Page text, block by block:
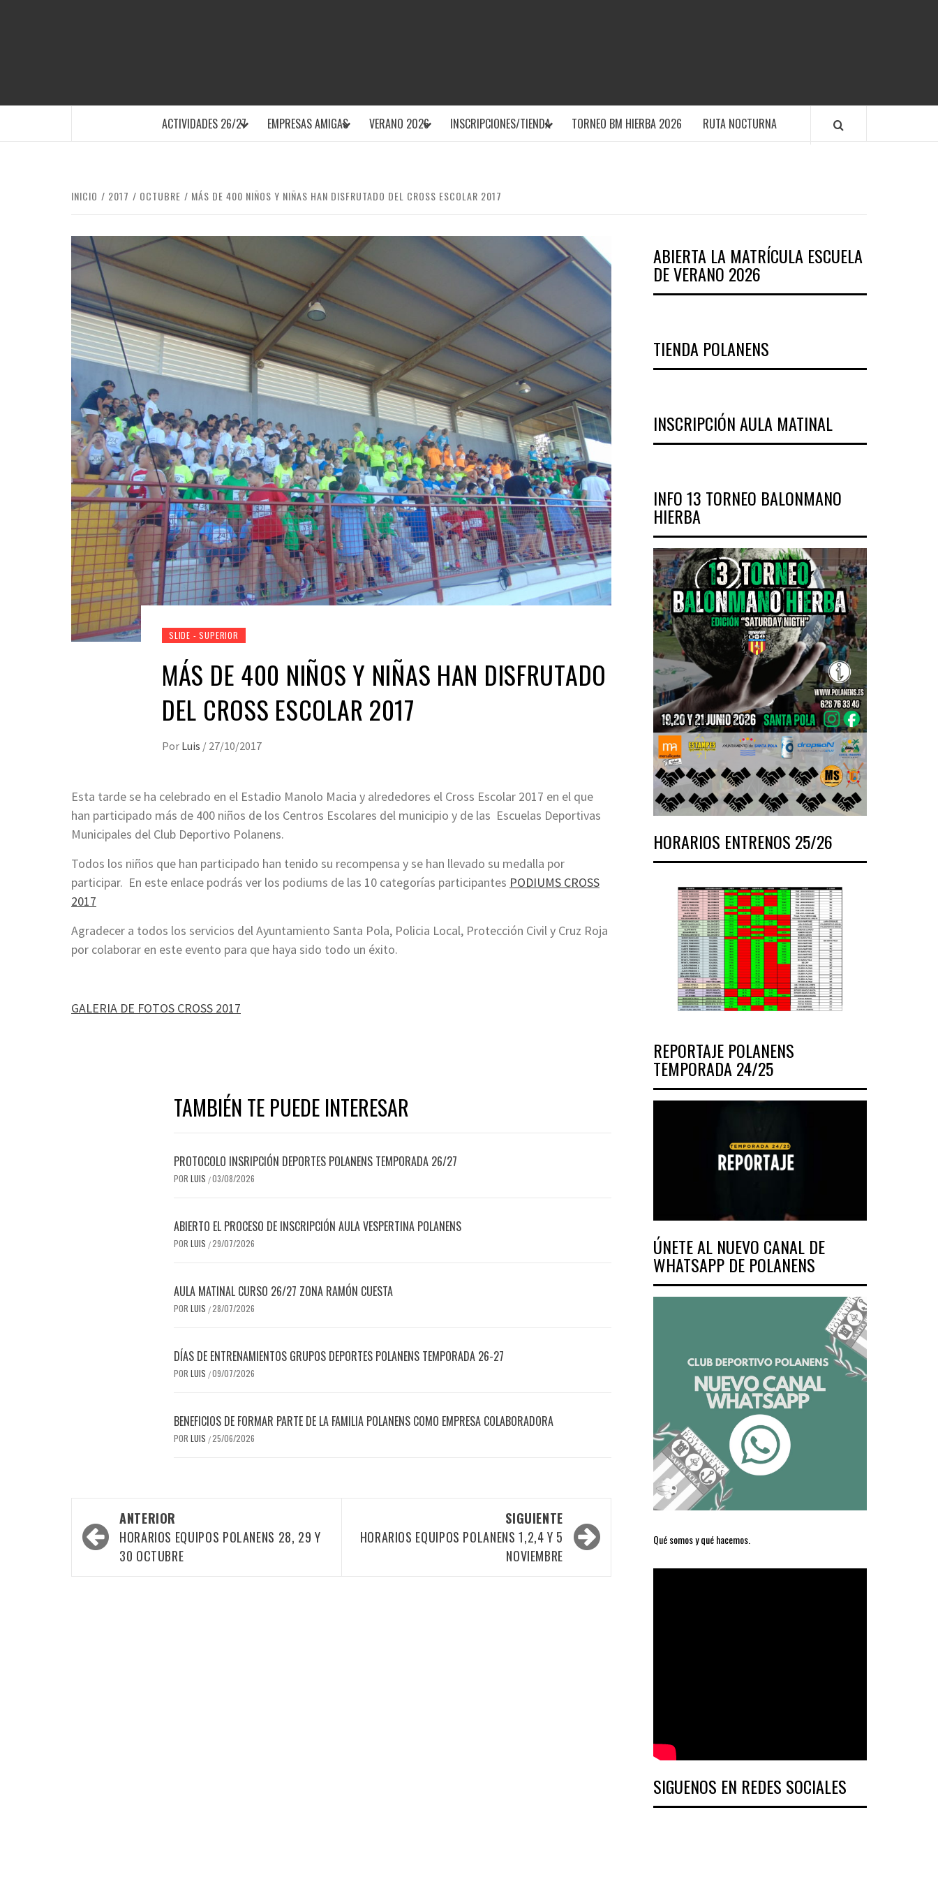
ACTIVIDADES 26/27 EMPRESAS AMIGAS VERANO 2026 INSCRIPCIONES/TIENDA TORNEO BM HIERBA 2026 RUTA NOCTURNA
INICIO 2017 OCTUBRE MÁS DE 400 NIÑOS Y NIÑAS HAN DISFRUTADO DEL CROSS ESCOLAR 2017
SLIDE - SUPERIOR
MÁS DE 400 NIÑOS Y NIÑAS HAN DISFRUTADO
DEL CROSS ESCOLAR 2017
Por Luis / 27/10/2017
Esta tarde se ha celebrado en el Estadio Manolo Macia y alrededores el Cross Escolar 2017 en el que
han participado más de 400 niños de los Centros Escolares del municipio y de las Escuelas Deportivas
Municipales del Club Deportivo Polanens.
Todos los niños que han participado han tenido su recompensa y se han llevado su medalla por
participar. En este enlace podrás ver los podiums de las 10 categorías participantes PODIUMS CROSS
2017
Agradecer a todos los servicios del Ayuntamiento Santa Pola, Policia Local, Protección Civil y Cruz Roja
por colaborar en este evento para que haya sido todo un éxito.
GALERIA DE FOTOS CROSS 2017
TAMBIÉN TE PUEDE INTERESAR
PROTOCOLO INSRIPCIÓN DEPORTES POLANENS TEMPORADA 26/27
POR LUIS /03/08/2026
ABIERTO EL PROCESO DE INSCRIPCIÓN AULA VESPERTINA POLANENS
POR LUIS /29/07/2026
AULA MATINAL CURSO 26/27 ZONA RAMÓN CUESTA
POR LUIS /28/07/2026
DÍAS DE ENTRENAMIENTOS GRUPOS DEPORTES POLANENS TEMPORADA 26-27
POR LUIS /09/07/2026
BENEFICIOS DE FORMAR PARTE DE LA FAMILIA POLANENS COMO EMPRESA COLABORADORA
POR LUIS /25/06/2026
Navegación
por
ANTERIOR
HORARIOS EQUIPOS POLANENS 28, 29 Y
30 OCTUBRE
SIGUIENTE
HORARIOS EQUIPOS POLANENS 1,2,4 Y 5
NOVIEMBRE
ABIERTA LA MATRÍCULA ESCUELA
DE VERANO 2026
TIENDA POLANENS
INSCRIPCIÓN AULA MATINAL
INFO 13 TORNEO BALONMANO
HIERBA
HORARIOS ENTRENOS 25/26
REPORTAJE POLANENS
TEMPORADA 24/25
ÚNETE AL NUEVO CANAL DE
WHATSAPP DE POLANENS
Qué somos y qué hacemos.
SIGUENOS EN REDES SOCIALES